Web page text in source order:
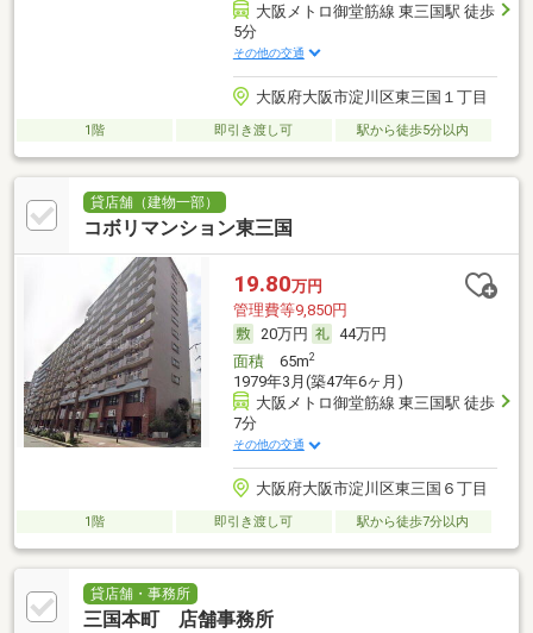
大阪メトロ御堂筋線 東三国駅 徒歩
5分
その他の交通
大阪府大阪市淀川区東三国１丁目
1階 即引き渡し可 駅から徒歩5分以内
貸店舗（建物一部）
コボリマンション東三国
19.80万円
管理費等9,850円
20万円
44万円
面積65m2
1979年3月(築47年6ヶ月)
大阪メトロ御堂筋線 東三国駅 徒歩
7分
その他の交通
大阪府大阪市淀川区東三国６丁目
1階 即引き渡し可 駅から徒歩7分以内
貸店舗・事務所
三国本町 店舗事務所